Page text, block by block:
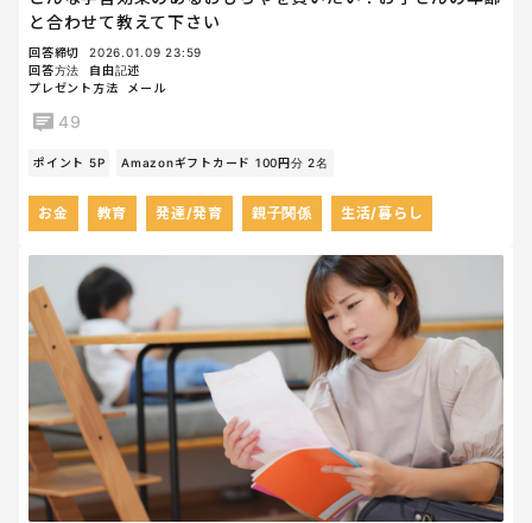
と合わせて教えて下さい
回答締切
2026.01.09 23:59
回答方法
自由記述
プレゼント方法
メール
49
ポイント 5P Amazonギフトカード 100円分 2名
お金 教育 発達/発育 親子関係 生活/暮らし